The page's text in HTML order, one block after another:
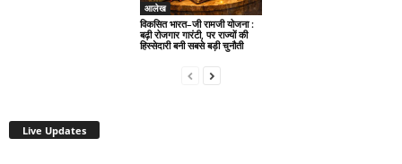
आलेख
विकसित भारत–जी रामजी योजना :
बढ़ी रोजगार गारंटी, पर राज्यों की
हिस्सेदारी बनी सबसे बड़ी चुनौती
Live Updates